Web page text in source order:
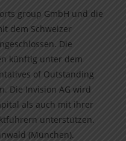
group GmbH und die
dem Schweizer
Die
künftig unter dem
of Outstanding
Die Invision AG wird
als auch mit ihrer
unterstützen.
(München).